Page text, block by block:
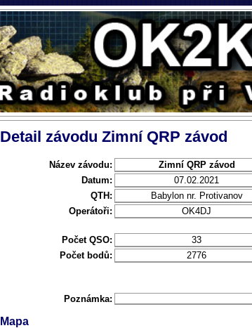
Detail závodu Zimní QRP závod
Název závodu: Zimní QRP závod
Datum:
07.02.2021
QTH:
Babylon nr. Protivanov
Operátoři:
OK4DJ
Počet QSO: 33
Počet bodů:
2776
Poznámka:
Mapa